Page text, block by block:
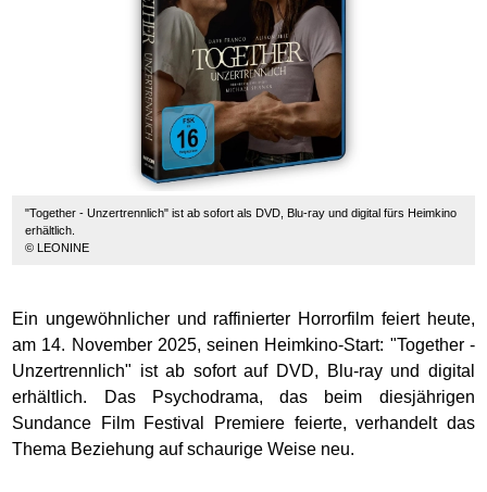
"Together - Unzertrennlich" ist ab sofort als DVD, Blu-ray und digital fürs Heimkino
erhältlich.
© LEONINE
Ein ungewöhnlicher und raffinierter Horrorfilm feiert heute,
am 14. November 2025, seinen Heimkino-Start: "Together -
Unzertrennlich" ist ab sofort auf DVD, Blu-ray und digital
erhältlich. Das Psychodrama, das beim diesjährigen
Sundance Film Festival Premiere feierte, verhandelt das
Thema Beziehung auf schaurige Weise neu.